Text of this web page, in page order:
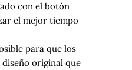
con el botón
el mejor tiempo
para que los
original que